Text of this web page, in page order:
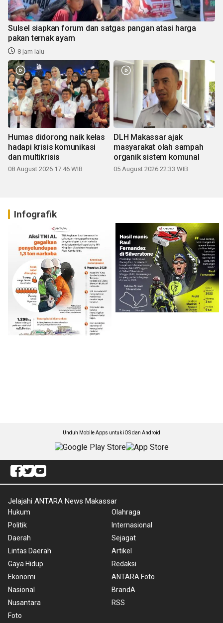
Sulsel siapkan forum dan satgas pangan atasi harga
pakan ternak ayam
8 jam lalu
Humas didorong naik kelas
hadapi krisis komunikasi
dan multikrisis
08 August 2026 17:46 WIB
DLH Makassar ajak
masyarakat olah sampah
organik sistem komunal
05 August 2026 22:33 WIB
Infografik
Unduh Mobile Apps untuk iOS dan Android
Jelajahi ANTARA News Makassar
Hukum
Politik
Daerah
Lintas Daerah
Gaya Hidup
Ekonomi
Nasional
Nusantara
Foto
Olahraga
Internasional
Sejagat
Artikel
Redaksi
ANTARA Foto
BrandA
RSS